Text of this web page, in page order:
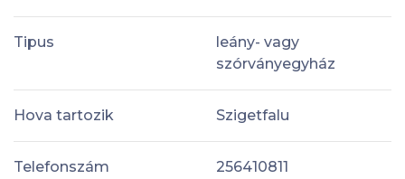
Tipus
leány- vagy
szórványegyház
Hova tartozik Szigetfalu
Telefonszám 256410811